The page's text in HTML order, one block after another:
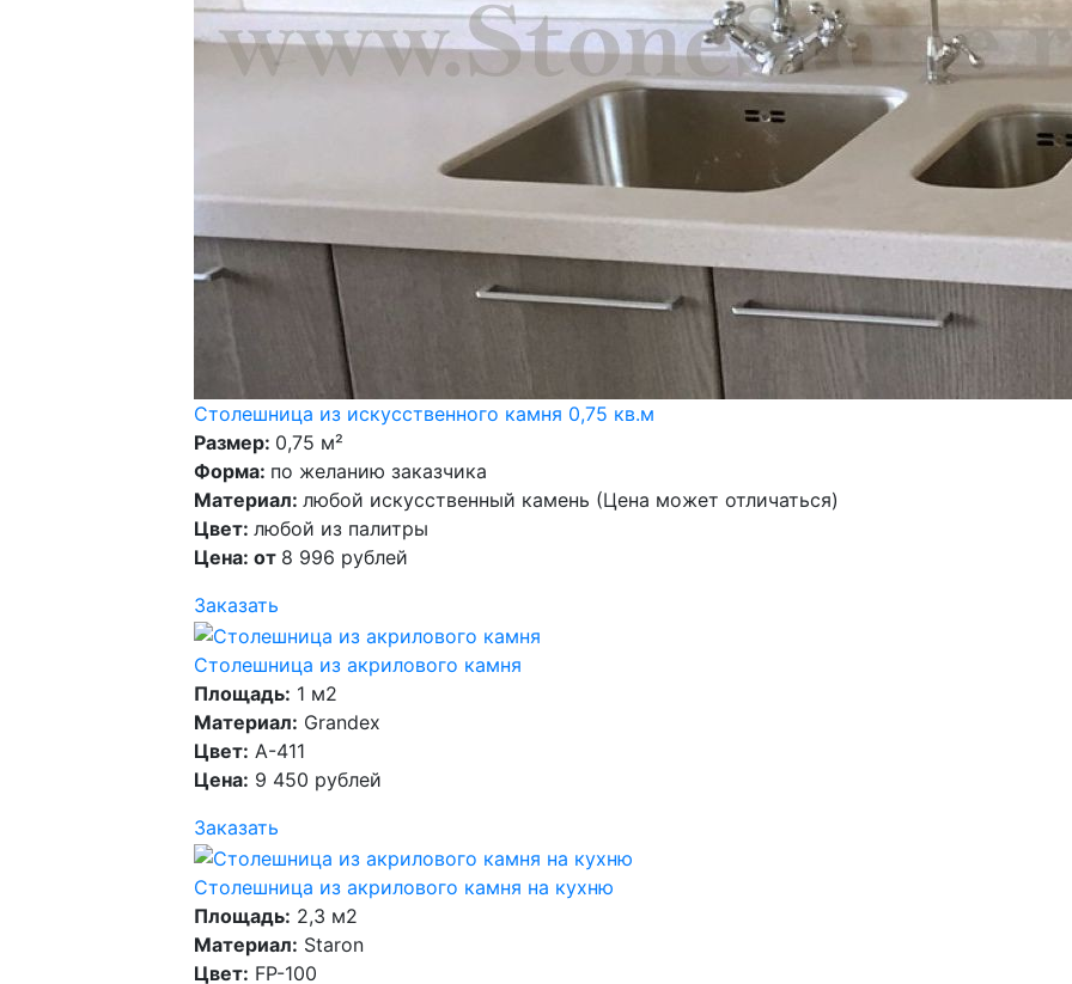
Столешница из искусственного камня 0,75 кв.м
Размер: 0,75 м²
Форма: по желанию заказчика
Материал: любой искусственный камень (Цена может отличаться)
Цвет: любой из палитры
Цена: от 8 996 рублей
Заказать
Столешница из акрилового камня
Площадь: 1 м2
Материал: Grandex
Цвет: A-411
Цена: 9 450 рублей
Заказать
Столешница из акрилового камня на кухню
Площадь: 2,3 м2
Материал: Staron
Цвет: FP-100